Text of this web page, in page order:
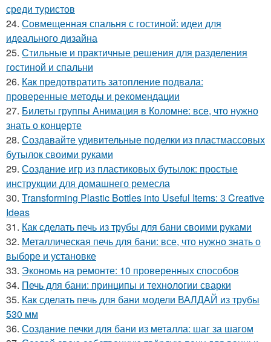
среди туристов
24. Совмещенная спальня с гостиной: идеи для
идеального дизайна
25. Стильные и практичные решения для разделения
гостиной и спальни
26. Как предотвратить затопление подвала:
проверенные методы и рекомендации
27. Билеты группы Анимация в Коломне: все, что нужно
знать о концерте
28. Создавайте удивительные поделки из пластмассовых
бутылок своими руками
29. Создание игр из пластиковых бутылок: простые
инструкции для домашнего ремесла
30. Transforming Plastic Bottles into Useful Items: 3 Creative
Ideas
31. Как сделать печь из трубы для бани своими руками
32. Металлическая печь для бани: все, что нужно знать о
выборе и установке
33. Экономь на ремонте: 10 проверенных способов
34. Печь для бани: принципы и технологии сварки
35. Как сделать печь для бани модели ВАЛДАЙ из трубы
530 мм
36. Создание печки для бани из металла: шаг за шагом